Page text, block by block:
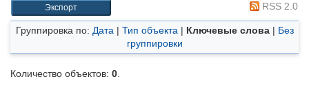
RSS 2.0
Группировка по: Дата | Тип объекта | Ключевые слова| Без
группировки
Количество объектов: 0